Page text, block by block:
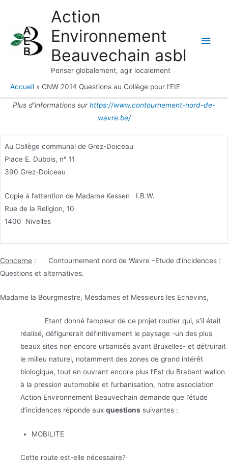
contenu
Action
Environnement
Beauvechain asbl
Penser globalement, agir localement
Accueil CNW 2014 Questions au Collège pour l’EIE
Plus d’informations surhttps://www.contournement-nord-de-
wavre.be/
Au Collège communal de Grez-Doiceau
Place E. Dubois, n° 11
390 Grez-Doiceau
Copie à l’attention de Madame Kessen I.B.W.
Rue de la Religion, 10
1400 Nivelles
Concerne : Contournement nord de Wavre –Etude d’incidences :
Questions et alternatives.
Madame la Bourgmestre, Mesdames et Messieurs les Echevins,
Etant donné l’ampleur de ce projet routier qui, s’il était
réalisé, défigurerait définitivement le paysage -un des plus
beaux sites non encore urbanisés avant Bruxelles- et détruirait
le milieu naturel, notamment des zones de grand intérêt
biologique, tout en ouvrant encore plus l’Est du Brabant wallon
à la pression automobile et l’urbanisation, notre association
Action Environnement Beauvechain demande que l’étude
d’incidences réponde aux questions suivantes :
MOBILITE
Cette route est-elle nécessaire?